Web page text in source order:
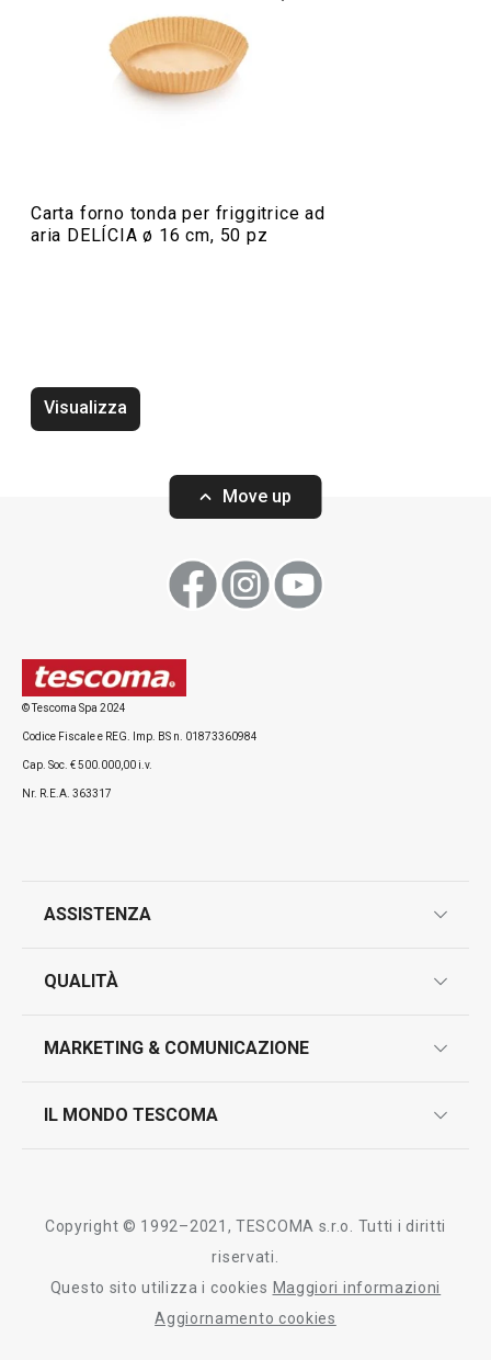
Cuocere in forno
Preparazione degli alimenti
Carta forno tonda per friggitrice ad
aria DELÍCIA ø 16 cm, 50 pz
Visualizza
Move up
© Tescoma Spa 2024
Codice Fiscale e REG. Imp. BS n. 01873360984
Cap. Soc. € 500.000,00 i.v.
Nr. R.E.A. 363317
ASSISTENZA
contatti
QUALITÀ
test sui prodotti
MARKETING & COMUNICAZIONE
IL MONDO TESCOMA
Tescoma nel mondo
Copyright © 1992–2021, TESCOMA s.r.o. Tutti i diritti
riservati.
Questo sito utilizza i cookies Maggiori informazioni
Aggiornamento cookies